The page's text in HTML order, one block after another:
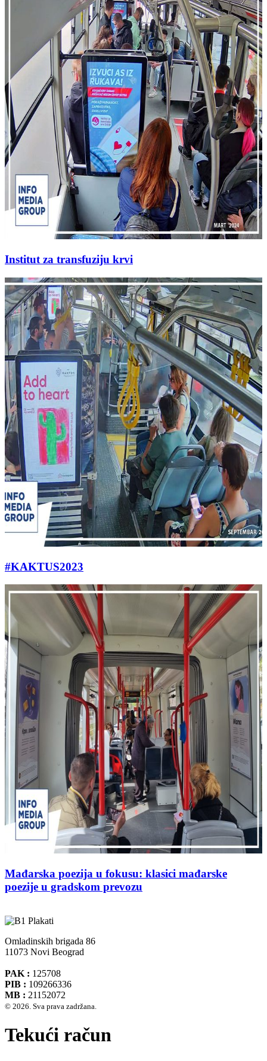
Institut za transfuziju krvi
#KAKTUS2023
Mađarska poezija u fokusu: klasici mađarske
poezije u gradskom prevozu
Omladinskih brigada 86
11073 Novi Beograd
PAK : 125708
PIB : 109266336
MB : 21152072
© 2026. Sva prava zadržana.
Tekući račun